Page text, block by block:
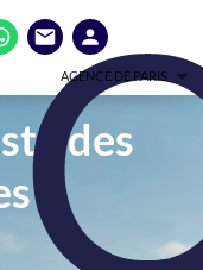
AGENCE DE PARIS
des